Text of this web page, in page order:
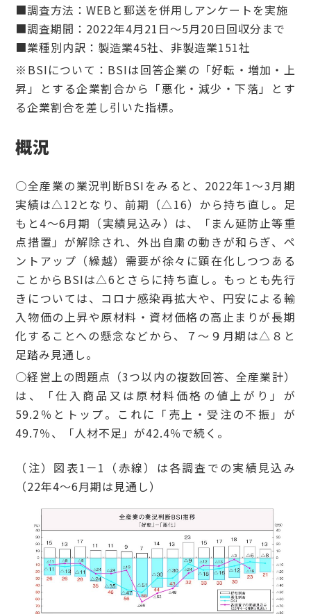
■調査方法：WEBと郵送を併用しアンケートを実施
■調査期間：2022年4月21日～5月20日回収分まで
■業種別内訳：製造業45社、非製造業151社
※BSIについて：BSIは回答企業の「好転・増加・上
昇」とする企業割合から「悪化・減少・下落」とす
る企業割合を差し引いた指標。
概況
○全産業の業況判断BSIをみると、2022年1～3月期
実績は△12となり、前期（△16）から持ち直し。足
もと4～6月期（実績見込み）は、「まん延防止等重
点措置」が解除され、外出自粛の動きが和らぎ、ペ
ントアップ（繰越）需要が徐々に顕在化しつつある
ことからBSIは△6とさらに持ち直し。もっとも先行
きについては、コロナ感染再拡大や、円安による輸
入物価の上昇や原材料・資材価格の高止まりが長期
化することへの懸念などから、７～９月期は△８と
足踏み見通し。
○経営上の問題点（3つ以内の複数回答、全産業計）
は、「仕入商品又は原材料価格の値上がり」が
59.2％とトップ。これに「売上・受注の不振」が
49.7％、「人材不足」が42.4％で続く。
（注）図表1－1（赤線）は各調査での実績見込み
（22年4～6月期は見通し）